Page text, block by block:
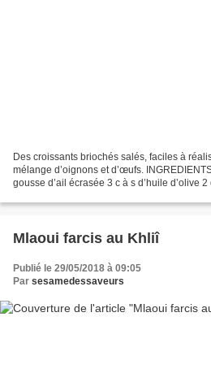
Des croissants briochés salés, faciles à
mélange d’oignons et d’œufs.
gousse d’ail écrasée 3 c à s d’huile d’olive
Mlaoui farcis au Khliî
Publié le 29/05/2018 à 09:05
Par sesamedessaveurs